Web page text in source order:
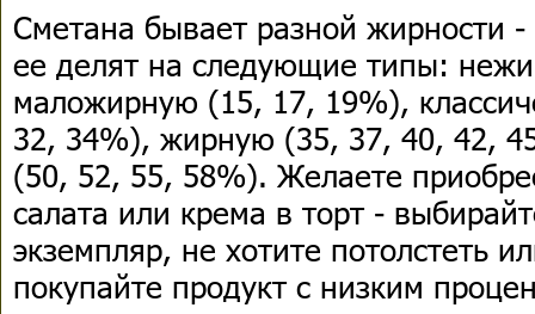
Сметана бывает разной жирности
ее делят на следующие типы:
маложирную (15, 17, 19%),
32, 34%), жирную (35, 37, 40, 42,
(50, 52, 55, 58%). Желаете
салата или крема в торт -
экземпляр, не хотите потолстеть
покупайте продукт с низким